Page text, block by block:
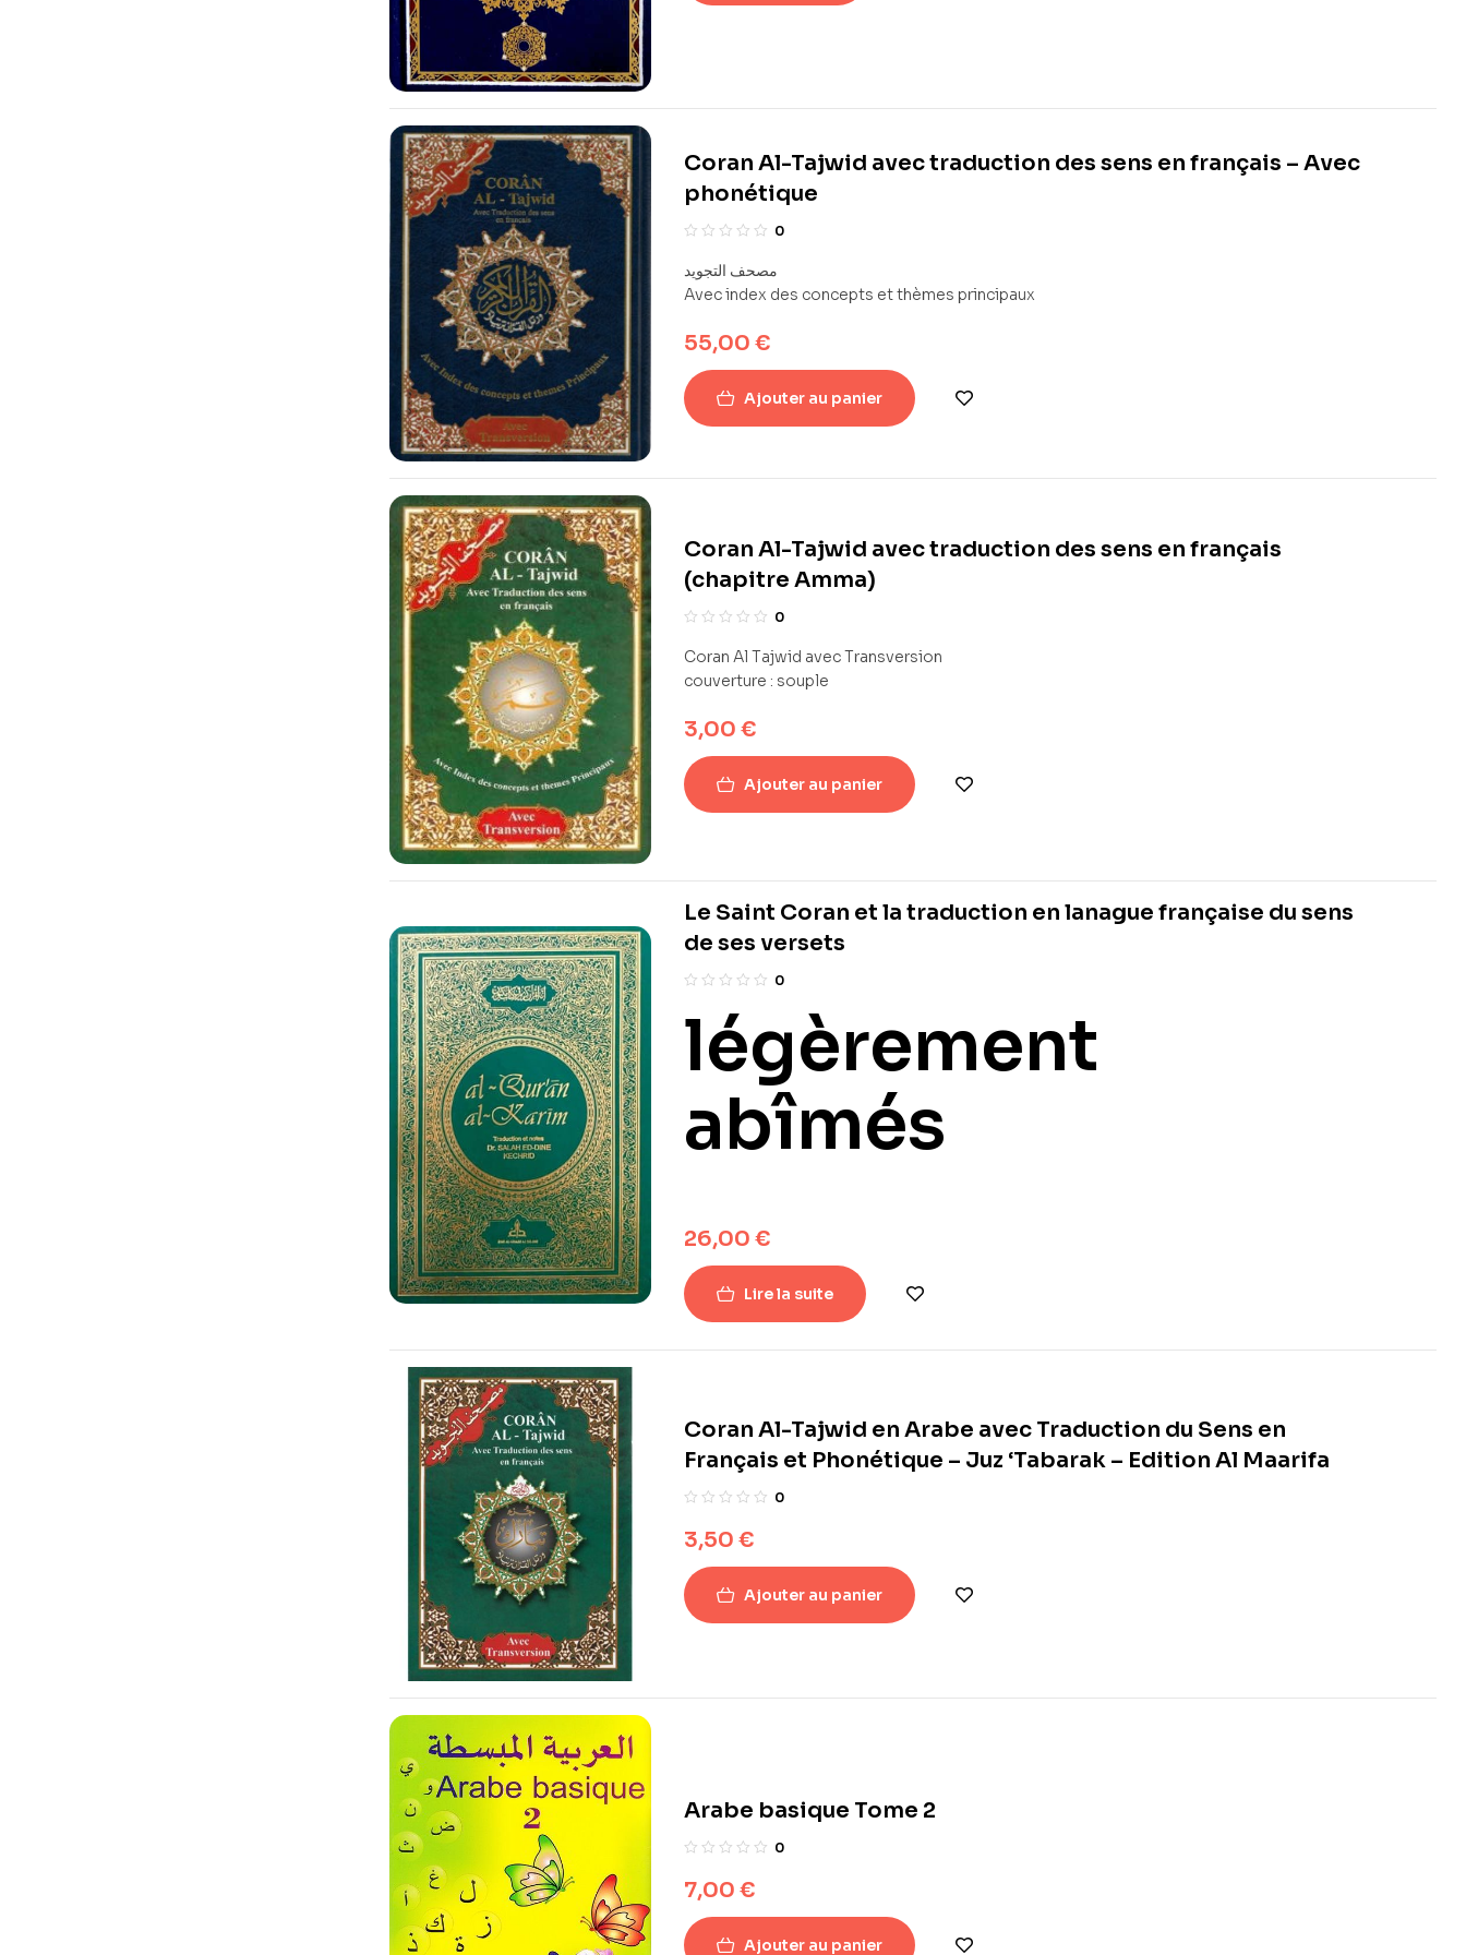
Coran Al-Tajwid avec traduction des sens en français – Avec
phonétique
0
مصحف التجويد
Avec index des concepts et thèmes principaux
55,00 €
Ajouter au panier
Coran Al-Tajwid avec traduction des sens en français
(chapitre Amma)
0
Coran Al Tajwid avec Transversion
couverture : souple
3,00 €
Ajouter au panier
Le Saint Coran et la traduction en lanague française du sens
de ses versets
0
légèrement
abîmés
26,00 €
Lire la suite
Coran Al-Tajwid en Arabe avec Traduction du Sens en
Français et Phonétique – Juz ‘Tabarak – Edition Al Maarifa
0
3,50 €
Ajouter au panier
Arabe basique Tome 2
0
7,00 €
Ajouter au panier